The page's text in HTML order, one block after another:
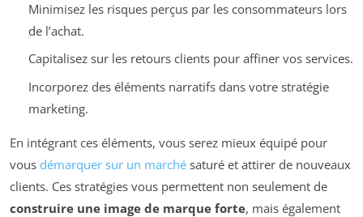
Minimisez les risques perçus par les consommateurs lors
de l’achat.
Capitalisez sur les retours clients pour affiner vos services.
Incorporez des éléments narratifs dans votre stratégie
marketing.
En intégrant ces éléments, vous serez mieux équipé pour
vous démarquer sur un marché saturé et attirer de nouveaux
clients. Ces stratégies vous permettent non seulement de
construire une image de marque forte, mais également